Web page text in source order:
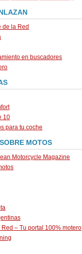
de la Red
en buscadores
10
para tu coche
MOTOS
Motorcycle Magazine
Red – Tu portal 100% motero